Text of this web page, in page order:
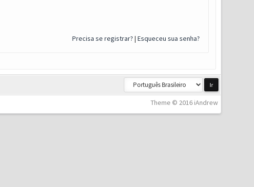
Precisa se registrar? | Esqueceu sua senha?
Theme © 2016 iAndrew